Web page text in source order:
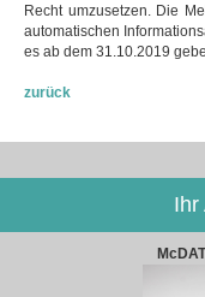
Recht umzusetzen. Die
automatischen
es ab dem 31.10.2019
zurück
Ihr